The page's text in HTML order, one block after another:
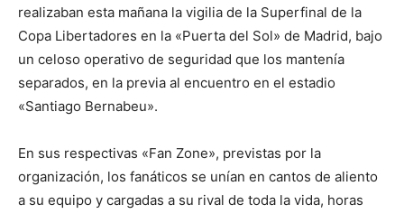
realizaban esta mañana la vigilia de la Superfinal de la
Copa Libertadores en la «Puerta del Sol» de Madrid, bajo
un celoso operativo de seguridad que los mantenía
separados, en la previa al encuentro en el estadio
«Santiago Bernabeu».
En sus respectivas «Fan Zone», previstas por la
organización, los fanáticos se unían en cantos de aliento
a su equipo y cargadas a su rival de toda la vida, horas